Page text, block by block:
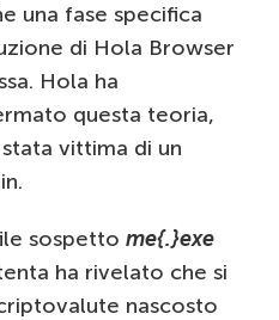
una fase specifica
di Hola Browser
Hola ha
questa teoria,
vittima di un
sospetto me{.}exe
ha rivelato che si
nascosto